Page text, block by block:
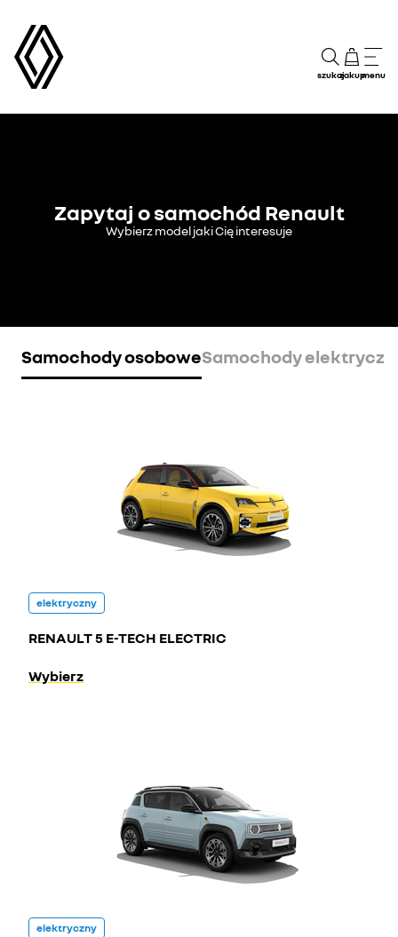
szukajzakupmenu
Zapytaj o samochód Renault
Wybierz model jaki Cię interesuje
Samochody osoboweSamochody
elektryczny
RENAULT 5 E-TECH ELECTRIC
Wybierz
elektryczny